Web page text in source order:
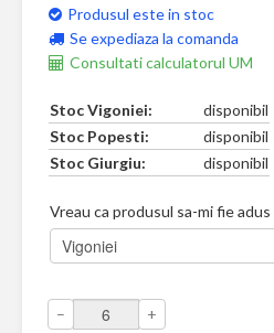
Produsul este in stoc
Se expediaza la comanda
Consultati calculatorul UM
Stoc Vigoniei:
disponibil
Stoc Popesti:
disponibil
Stoc Giurgiu:
disponibil
Vreau ca produsul sa-mi fie
– +